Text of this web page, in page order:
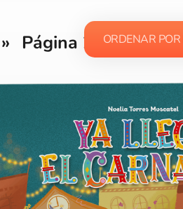
» Página 2 ORDENAR POR